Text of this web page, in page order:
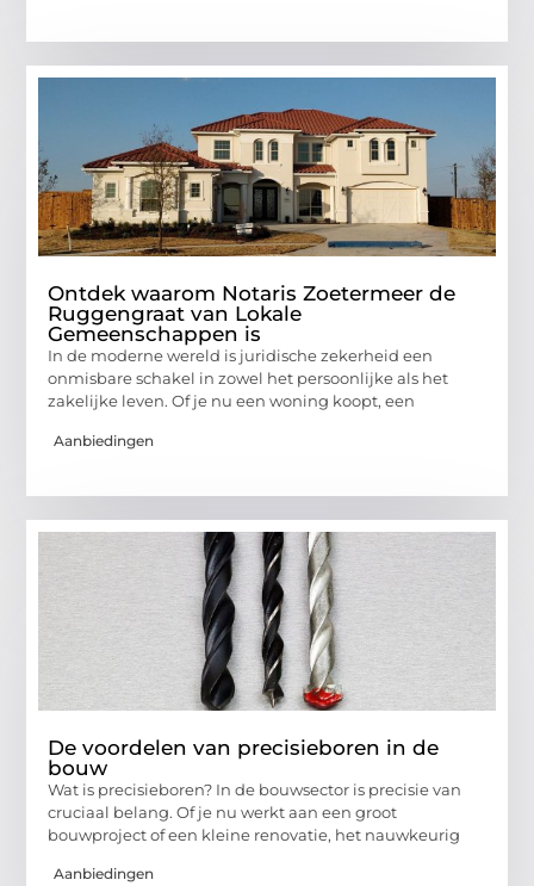
Ontdek waarom Notaris Zoetermeer de
Ruggengraat van Lokale
Gemeenschappen is
In de moderne wereld is juridische zekerheid een
onmisbare schakel in zowel het persoonlijke als het
zakelijke leven. Of je nu een woning koopt, een
Aanbiedingen
De voordelen van precisieboren in de
bouw
Wat is precisieboren? In de bouwsector is precisie van
cruciaal belang. Of je nu werkt aan een groot
bouwproject of een kleine renovatie, het nauwkeurig
Aanbiedingen